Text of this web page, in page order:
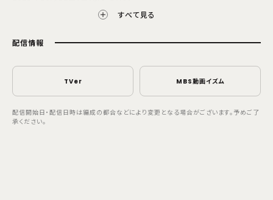
2025年10月12日(日)より 17:00～
信越放送
新潟放送
すべて見る
配信情報
TVer MBS動画イズム
配信開始日・配信日時は編成の都合などにより変更となる場合がございます。予めご了
承ください。